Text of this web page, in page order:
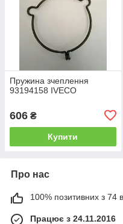
Пружина зчеплення
93194158 IVECO
606 ₴
Купити
Про нас
100% позитивних з 74
Працює з 24.11.2016